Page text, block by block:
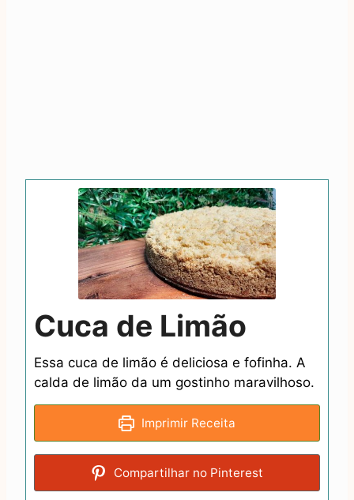
Cuca de Limão
Essa cuca de limão é deliciosa e fofinha. A
calda de limão da um gostinho maravilhoso.
Imprimir Receita
Compartilhar no Pinterest